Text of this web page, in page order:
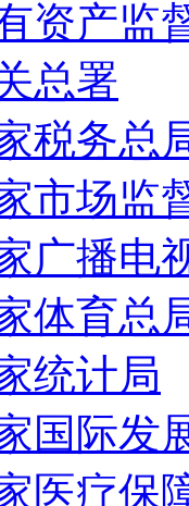
资产监
总署
税务总
市场监
广播电
体育总
统计局
国际发
医疗保